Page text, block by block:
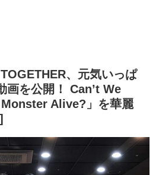
、元気いっぱ
画を公開！ Can’t We
Alive?」を華麗